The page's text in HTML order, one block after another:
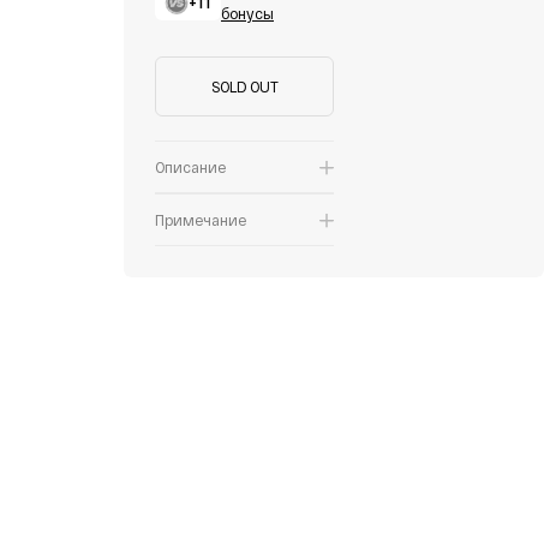
бонусы
SOLD OUT
Описание
Примечание